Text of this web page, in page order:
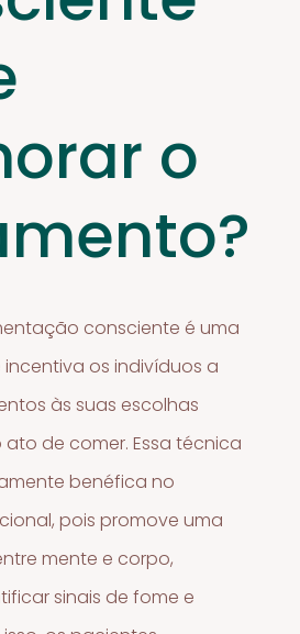
o
consciente é uma
os indivíduos a
às suas escolhas
de comer. Essa técnica
benéfica no
pois promove uma
mente e corpo,
sinais de fome e